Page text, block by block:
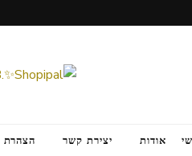
אודות יצירת קשר הצהרת